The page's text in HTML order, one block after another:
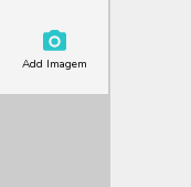
Add Imagem